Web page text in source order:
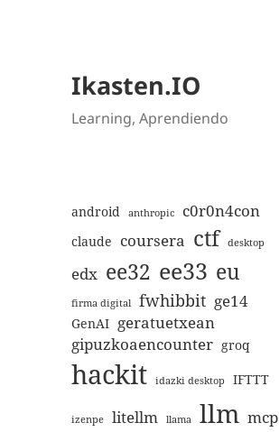
Ikasten.IO
Learning, Aprendiendo
android anthropic c0r0n4con
claude coursera ctf desktop
edx ee32 ee33 eu
firma digital fwhibbit ge14
GenAI geratuetxean
gipuzkoaencounter groq
hackit idazki desktop IFTTT
izenpe litellm llama llm mcp